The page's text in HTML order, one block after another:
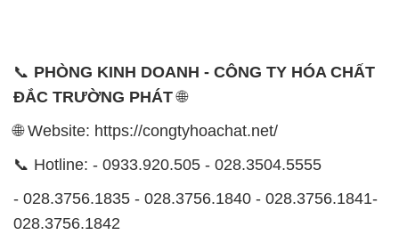
📞 PHÒNG KINH DOANH - CÔNG TY HÓA CHẤT
ĐẮC TRƯỜNG PHÁT🌐
🌐 Website: https://congtyhoachat.net/
📞 Hotline: - 0933.920.505 - 028.3504.5555
- 028.3756.1835 - 028.3756.1840 - 028.3756.1841-
028.3756.1842